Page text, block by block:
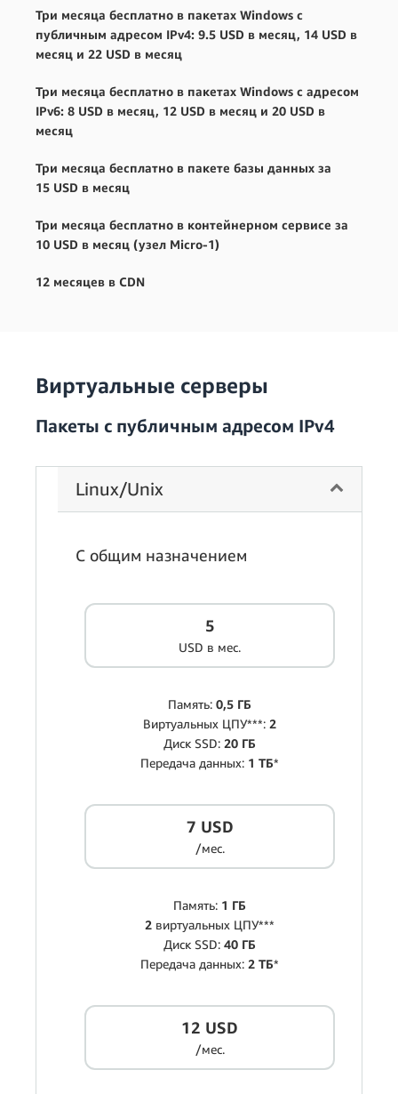
Три месяца бесплатно в пакетах Windows с
публичным адресом IPv4: 9.5 USD в месяц, 14 USD в
месяц и 22 USD в месяц
Три месяца бесплатно в пакетах Windows с адресом
IPv6: 8 USD в месяц, 12 USD в месяц и 20 USD в
месяц
Три месяца бесплатно в пакете базы данных за
15 USD в месяц
Три месяца бесплатно в контейнерном сервисе за
10 USD в месяц (узел Micro-1)
12 месяцев в CDN
Виртуальные серверы
Пакеты с публичным адресом IPv4
Linux/Unix
С общим назначением
5
USD в мес.
Память: 0,5 ГБ
Виртуальных ЦПУ***: 2
Диск SSD: 20 ГБ
Передача данных: 1 ТБ*
7 USD
/мес.
Память: 1 ГБ
2 виртуальных ЦПУ***
Диск SSD: 40 ГБ
Передача данных: 2 ТБ*
12 USD
/мес.